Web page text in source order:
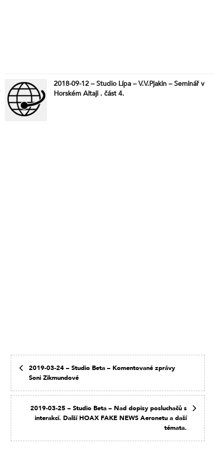
2018-09-12 – Studio Lípa – V.V.Pjakin – Seminář v
Horském Altaji . část 4.
2019-03-24 – Studio Beta – Komentované zprávy
Soni Zikmundové
2019-03-25 – Studio Beta – Nad dopisy posluchačů s
interakcí. Další HOAX FAKE NEWS Aeronetu a daší
témata.